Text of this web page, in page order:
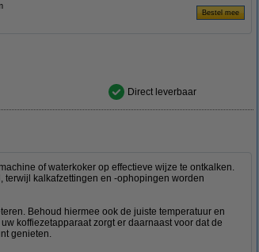
Direct leverbaar
of waterkoker op effectieve wijze te ontkalken.
kalkafzettingen en -ophopingen worden
Behoud hiermee ook de juiste temperatuur en
koffiezetapparaat zorgt er daarnaast voor dat de
genieten.